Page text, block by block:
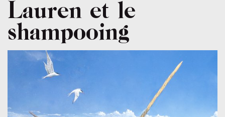
Lauren et le
shampooing